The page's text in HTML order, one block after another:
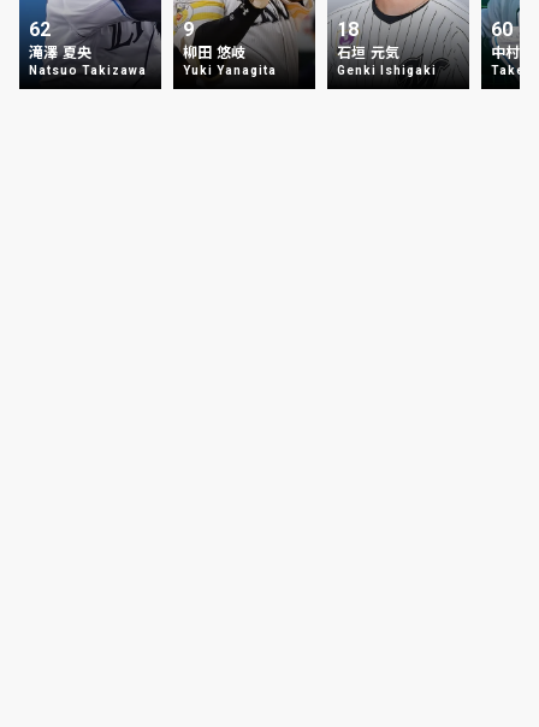
62
滝澤 夏央
Natsuo Takizawa
9
柳田 悠岐
Yuki Yanagita
18
石垣 元気
Genki Ishigaki
60
中村